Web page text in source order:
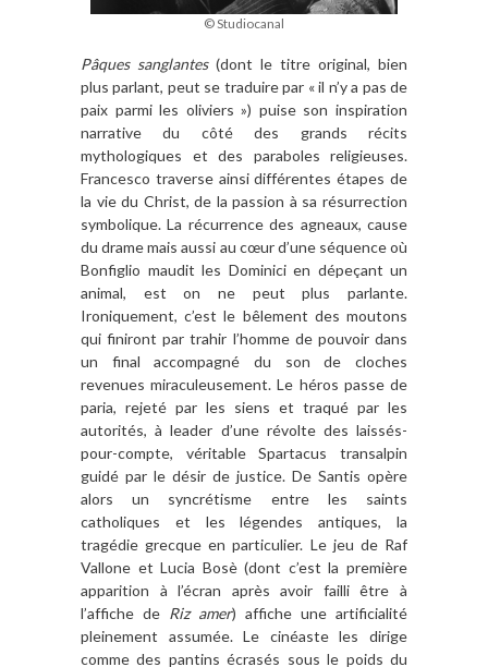
© Studiocanal
Pâques sanglantes(dont le titre original, bien
plus parlant, peut se traduire par « il n’y a pas de
paix parmi les oliviers ») puise son inspiration
narrative du côté des grands récits
mythologiques et des paraboles religieuses.
Francesco traverse ainsi différentes étapes de
la vie du Christ, de la passion à sa résurrection
symbolique. La récurrence des agneaux, cause
du drame mais aussi au cœur d’une séquence où
Bonfiglio maudit les Dominici en dépeçant un
animal, est on ne peut plus parlante.
Ironiquement, c’est le bêlement des moutons
qui finiront par trahir l’homme de pouvoir dans
un final accompagné du son de cloches
revenues miraculeusement. Le héros passe de
paria, rejeté par les siens et traqué par les
autorités, à leader d’une révolte des laissés-
pour-compte, véritable Spartacus transalpin
guidé par le désir de justice. De Santis opère
alors un syncrétisme entre les saints
catholiques et les légendes antiques, la
tragédie grecque en particulier. Le jeu de Raf
Vallone et Lucia Bosè (dont c’est la première
apparition à l’écran après avoir failli être à
l’affiche de Riz amer) affiche une artificialité
pleinement assumée. Le cinéaste les dirige
comme des pantins écrasés sous le poids du